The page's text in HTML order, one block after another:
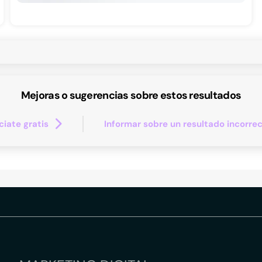
Mejoras o sugerencias sobre estos resultados
gratis Informar sobre un resultado